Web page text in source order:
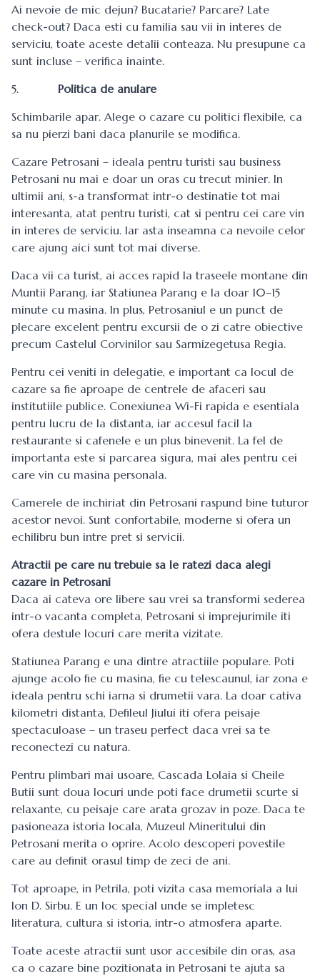
Ai nevoie de mic dejun? Bucatarie? Parcare? Late
check-out? Daca esti cu familia sau vii in interes de
serviciu, toate aceste detalii conteaza. Nu presupune ca
sunt incluse – verifica inainte.
5. Politica de anulare
Schimbarile apar. Alege o cazare cu politici flexibile, ca
sa nu pierzi bani daca planurile se modifica.
Cazare Petrosani – ideala pentru turisti sau business
Petrosani nu mai e doar un oras cu trecut minier. In
ultimii ani, s-a transformat intr-o destinatie tot mai
interesanta, atat pentru turisti, cat si pentru cei care vin
in interes de serviciu. Iar asta inseamna ca nevoile celor
care ajung aici sunt tot mai diverse.
Daca vii ca turist, ai acces rapid la traseele montane din
Muntii Parang, iar Statiunea Parang e la doar 10–15
minute cu masina. In plus, Petrosaniul e un punct de
plecare excelent pentru excursii de o zi catre obiective
precum Castelul Corvinilor sau Sarmizegetusa Regia.
Pentru cei veniti in delegatie, e important ca locul de
cazare sa fie aproape de centrele de afaceri sau
institutiile publice. Conexiunea Wi-Fi rapida e esentiala
pentru lucru de la distanta, iar accesul facil la
restaurante si cafenele e un plus binevenit. La fel de
importanta este si parcarea sigura, mai ales pentru cei
care vin cu masina personala.
Camerele de inchiriat din Petrosani raspund bine tuturor
acestor nevoi. Sunt confortabile, moderne si ofera un
echilibru bun intre pret si servicii.
Atractii pe care nu trebuie sa le ratezi daca alegi
cazare in Petrosani
Daca ai cateva ore libere sau vrei sa transformi sederea
intr-o vacanta completa, Petrosani si imprejurimile iti
ofera destule locuri care merita vizitate.
Statiunea Parang e una dintre atractiile populare. Poti
ajunge acolo fie cu masina, fie cu telescaunul, iar zona e
ideala pentru schi iarna si drumetii vara. La doar cativa
kilometri distanta, Defileul Jiului iti ofera peisaje
spectaculoase – un traseu perfect daca vrei sa te
reconectezi cu natura.
Pentru plimbari mai usoare, Cascada Lolaia si Cheile
Butii sunt doua locuri unde poti face drumetii scurte si
relaxante, cu peisaje care arata grozav in poze. Daca te
pasioneaza istoria locala, Muzeul Mineritului din
Petrosani merita o oprire. Acolo descoperi povestile
care au definit orasul timp de zeci de ani.
Tot aproape, in Petrila, poti vizita casa memoriala a lui
Ion D. Sirbu. E un loc special unde se impletesc
literatura, cultura si istoria, intr-o atmosfera aparte.
Toate aceste atractii sunt usor accesibile din oras, asa
ca o cazare bine pozitionata in Petrosani te ajuta sa